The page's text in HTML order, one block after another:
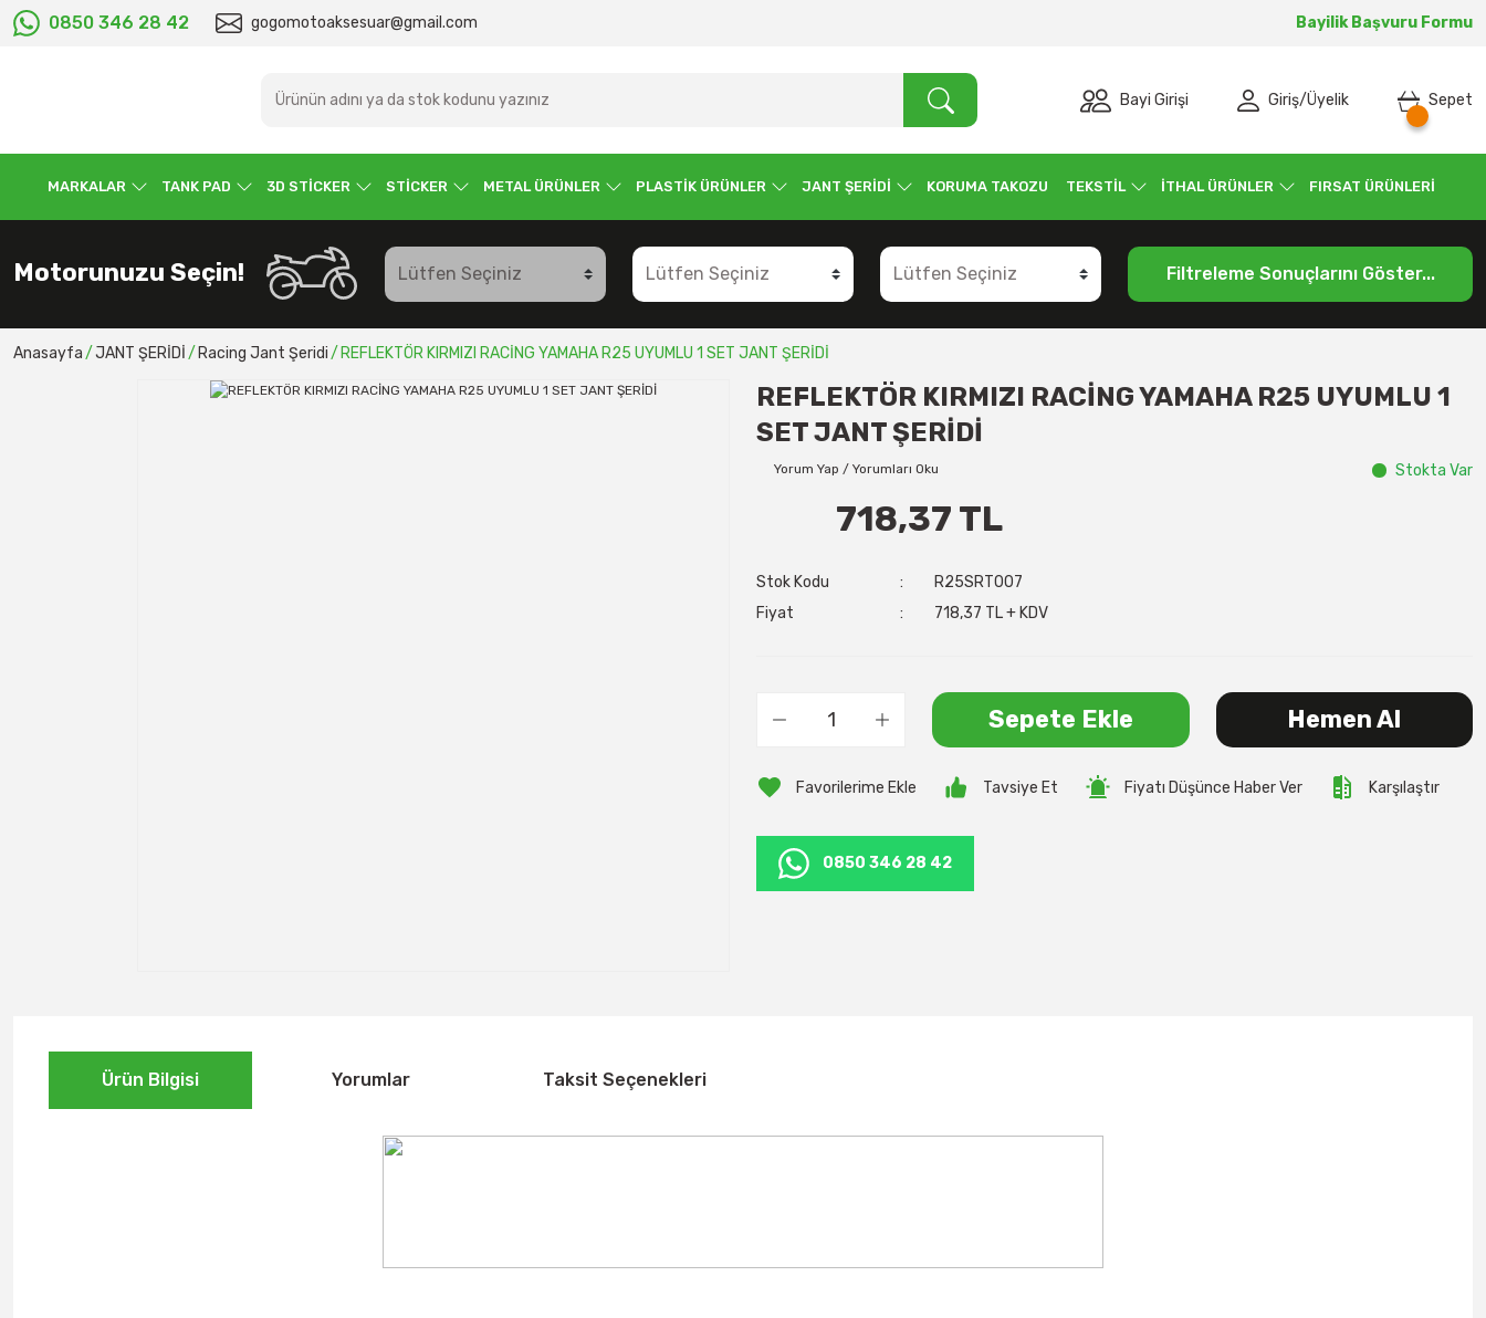
0850 346 28 42 gogomotoaksesuar@gmail.com Bayilik Başvuru Formu
Bayi Girişi Giriş/Üyelik Sepet
MARKALAR TANK PAD 3D STİCKER STİCKER METAL ÜRÜNLER PLASTİK ÜRÜNLER JANT ŞERİDİ KORUMA TAKOZU TEKSTİL İTHAL ÜRÜNLER FIRSAT ÜRÜNLERİ
Motorunuzu Seçin! Filtreleme Sonuçlarını Göster...
Anasayfa JANT ŞERİDİ Racing Jant Şeridi REFLEKTÖR KIRMIZI RACİNG YAMAHA R25 UYUMLU 1 SET JANT ŞERİDİ
REFLEKTÖR KIRMIZI RACİNG YAMAHA R25 UYUMLU 1
SET JANT ŞERİDİ
Yorum Yap / Yorumları Oku Stokta Var
718,37 TL
Stok Kodu
R25SRT007
Fiyat
718,37 TL + KDV
Sepete Ekle Hemen Al
Tavsiye Et Fiyatı Düşünce Haber Ver Karşılaştır
0850 346 28 42
Ürün Bilgisi Yorumlar Taksit Seçenekleri